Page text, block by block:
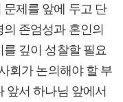
제를 앞에 두고 단
존엄성과 혼인의
깊이 성찰할 필요
회가 논의해야 할 부
앞서 하나님 앞에서